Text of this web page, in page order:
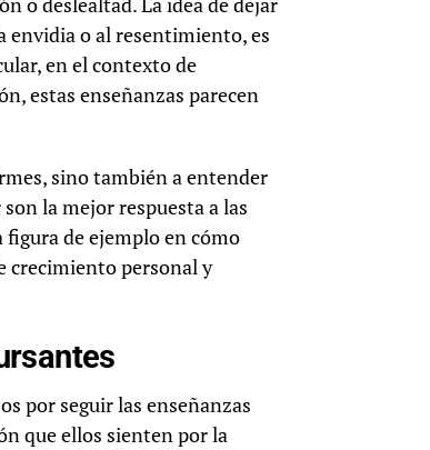
o deslealtad. La idea de dejar
envidia o al resentimiento, es
en el contexto de
estas enseñanzas parecen
sino también a entender
la mejor respuesta a las
de ejemplo en cómo
crecimiento personal y
por seguir las enseñanzas
que ellos sienten por la